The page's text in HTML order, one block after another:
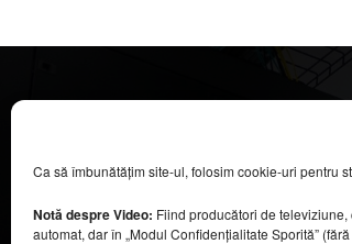
Ca să îmbunătățim site-ul, folosim cookie-uri pentru
Notă despre Video: Fiind producători de
automat, dar în „Modul Confidențialitate Sporită”
COOL MEDIA BROADCASTING & EVENTS SRL.
Toate drepturile rezervate.
Contacte în secțiunea „Despre noi”.